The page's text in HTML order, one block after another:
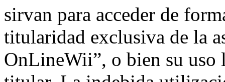
sirvan para acceder de
titularidad exclusiva de la
OnLineWii”, o bien su